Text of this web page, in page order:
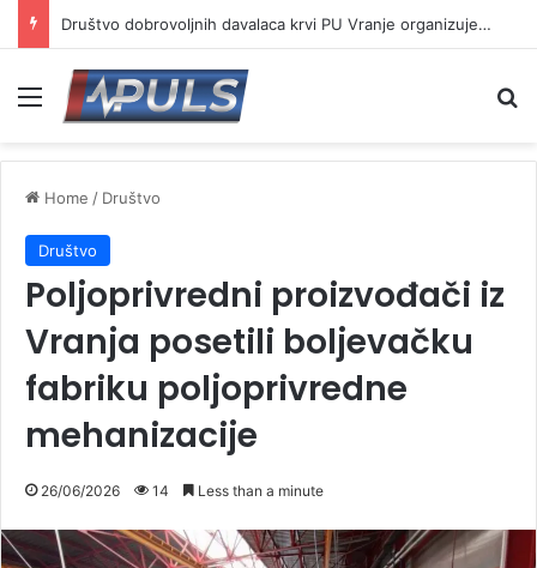
Društvo dobrovoljnih davalaca krvi PU Vranje organizuje akciju na Besnoj kobili
Menu
Home / Društvo
Društvo
Poljoprivredni proizvođači iz
Vranja posetili boljevačku
fabriku poljoprivredne
mehanizacije
26/06/2026 14 Less than a minute